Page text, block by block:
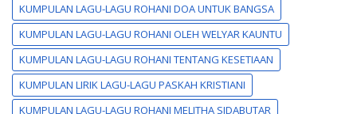
KUMPULAN LAGU-LAGU ROHANI DOA UNTUK BANGSA
KUMPULAN LAGU-LAGU ROHANI OLEH WELYAR KAUNTU
KUMPULAN LAGU-LAGU ROHANI TENTANG KESETIAAN
KUMPULAN LIRIK LAGU-LAGU PASKAH KRISTIANI
KUMPULAN LAGU-LAGU ROHANI MELITHA SIDABUTAR